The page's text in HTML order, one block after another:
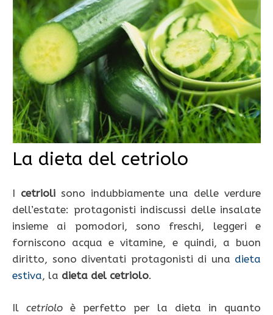
La dieta del cetriolo
I cetriolisono indubbiamente una delle verdure
dell’estate: protagonisti indiscussi delle insalate
insieme ai pomodori, sono freschi, leggeri e
forniscono acqua e vitamine, e quindi, a buon
diritto, sono diventati protagonisti di una dieta
estiva, la dieta del cetriolo.
Il cetriolo è perfetto per la dieta in quanto